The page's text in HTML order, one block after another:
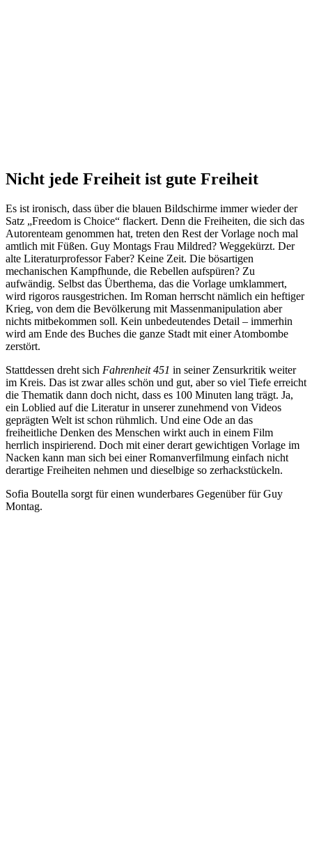
Nicht jede Freiheit ist gute Freiheit
Es ist ironisch, dass über die blauen Bildschirme immer wieder der
Satz „Freedom is Choice“ flackert. Denn die Freiheiten, die sich das
Autorenteam genommen hat, treten den Rest der Vorlage noch mal
amtlich mit Füßen. Guy Montags Frau Mildred? Weggekürzt. Der
alte Literaturprofessor Faber? Keine Zeit. Die bösartigen
mechanischen Kampfhunde, die Rebellen aufspüren? Zu
aufwändig. Selbst das Überthema, das die Vorlage umklammert,
wird rigoros rausgestrichen. Im Roman herrscht nämlich ein heftiger
Krieg, von dem die Bevölkerung mit Massenmanipulation aber
nichts mitbekommen soll. Kein unbedeutendes Detail – immerhin
wird am Ende des Buches die ganze Stadt mit einer Atombombe
zerstört.
Stattdessen dreht sich Fahrenheit 451 in seiner Zensurkritik weiter
im Kreis. Das ist zwar alles schön und gut, aber so viel Tiefe erreicht
die Thematik dann doch nicht, dass es 100 Minuten lang trägt. Ja,
ein Loblied auf die Literatur in unserer zunehmend von Videos
geprägten Welt ist schon rühmlich. Und eine Ode an das
freiheitliche Denken des Menschen wirkt auch in einem Film
herrlich inspirierend. Doch mit einer derart gewichtigen Vorlage im
Nacken kann man sich bei einer Romanverfilmung einfach nicht
derartige Freiheiten nehmen und dieselbige so zerhackstückeln.
Sofia Boutella sorgt für einen wunderbares Gegenüber für Guy
Montag.